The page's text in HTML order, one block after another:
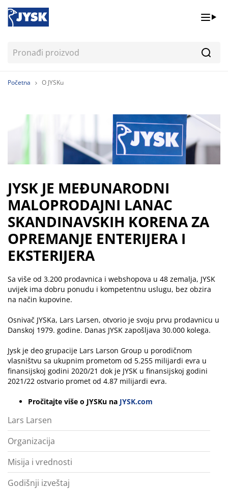
Početna O JYSKu
JYSK JE MEĐUNARODNI
MALOPRODAJNI LANAC
SKANDINAVSKIH KORENA ZA
OPREMANJE ENTERIJERA I
EKSTERIJERA
Sa više od 3.200 prodavnica i webshopova u 48 zemalja, JYSK
uvijek ima dobru ponudu i kompetentnu uslugu, bez obzira
na način kupovine.
Osnivač JYSKa, Lars Larsen, otvorio je svoju prvu prodavnicu u
Danskoj 1979. godine. Danas JYSK zapošljava 30.000 kolega.
Jysk je deo grupacije Lars Larson Group u porodičnom
vlasništvu sa ukupnim prometom od 5.255 milijardi evra u
finansijskoj godini 2020/21 dok je JYSK u finansijskoj godini
2021/22 ostvario promet od 4.87 milijardi evra.
Pročitajte više o JYSKu na JYSK.com
Primary
Lars Larsen
Organizacija
Misija i vrednosti
Godišnji izveštaj